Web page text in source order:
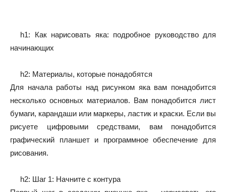
h1: Как нарисовать яка: подробное руководство для
начинающих
h2: Материалы, которые понадобятся
Для начала работы над рисунком яка вам понадобится
несколько основных материалов. Вам понадобится лист
бумаги, карандаши или маркеры, ластик и краски. Если вы
рисуете цифровыми средствами, вам понадобится
графический планшет и программное обеспечение для
рисования.
h2: Шаг 1: Начните с контура